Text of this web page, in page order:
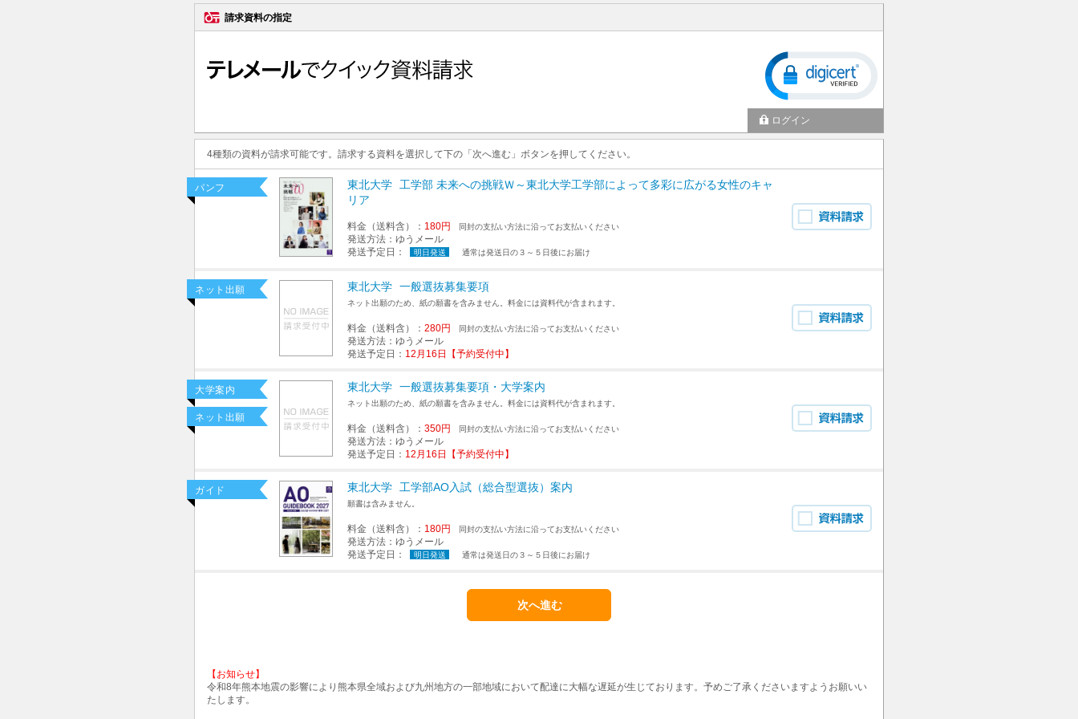
請求資料の指定
ログイン
4種類の資料が請求可能です。請求する資料を選択して下の「次へ進む」ボタンを押してください。
パンフ 東北大学
工学部 未来への挑戦Ｗ～東北大学工学部によって多彩に広がる女性のキャ
リア
料金（送料含）： 180円 同封の支払い方法に沿ってお支払いください
発送方法： ゆうメール
発送予定日：
明日発送 通常は発送日の３～５日後にお届け
ネット出願 東北大学 一般選抜募集要項
ネット出願のため、紙の願書を含みません。料金には資料代が含まれます。
料金（送料含）： 280円 同封の支払い方法に沿ってお支払いください
発送方法： ゆうメール
発送予定日： 12月16日【予約受付中】
大学案内
ネット出願
東北大学 一般選抜募集要項・大学案内
ネット出願のため、紙の願書を含みません。料金には資料代が含まれます。
料金（送料含）： 350円 同封の支払い方法に沿ってお支払いください
発送方法： ゆうメール
発送予定日： 12月16日【予約受付中】
ガイド 東北大学 工学部AO入試（総合型選抜）案内
願書は含みません。
料金（送料含）： 180円 同封の支払い方法に沿ってお支払いください
発送方法： ゆうメール
発送予定日：
明日発送 通常は発送日の３～５日後にお届け
【お知らせ】
令和8年熊本地震の影響により熊本県全域および九州地方の一部地域において配達に大幅な遅延が生じております。予めご了承くださいますようお願いい
たします。